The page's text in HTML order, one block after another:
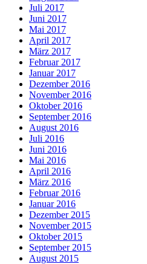
Juli 2017
Juni 2017
Mai 2017
April 2017
März 2017
Februar 2017
Januar 2017
Dezember 2016
November 2016
Oktober 2016
September 2016
August 2016
Juli 2016
Juni 2016
Mai 2016
April 2016
März 2016
Februar 2016
Januar 2016
Dezember 2015
November 2015
Oktober 2015
September 2015
August 2015